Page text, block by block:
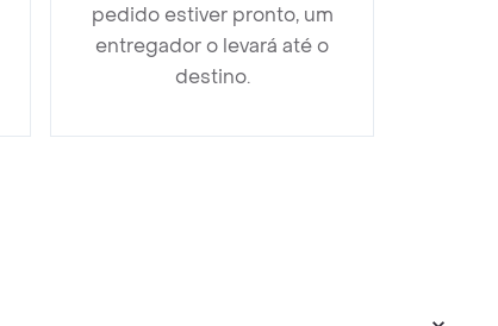
pedido estiver pronto, um
entregador o levará até o
destino.